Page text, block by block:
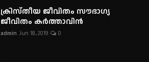
ക്രിസ്തീയ ജീവിതം സൗഭാഗ്യ
ജീവിതം കർത്താവിൻ
admin Jun 18, 2019 0